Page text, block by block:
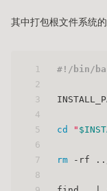
其中打包根文件系统
1
2
3
4
5
6
7
8
#!/bin/
cd "
rm -rf ../